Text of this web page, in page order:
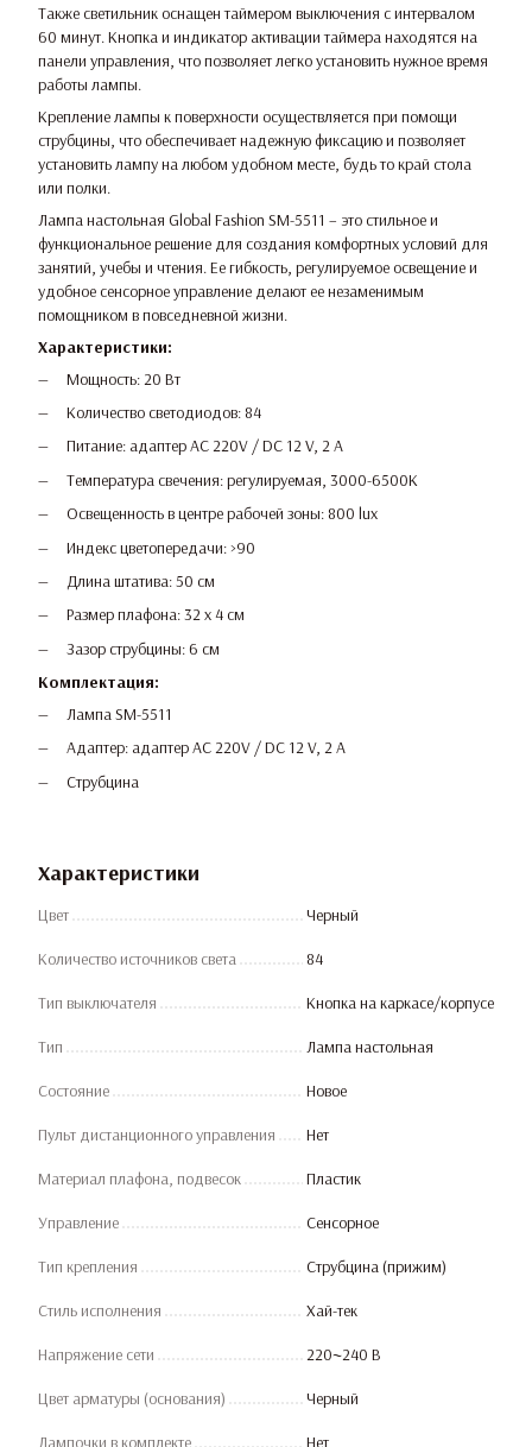
Также светильник оснащен таймером выключения с интервалом
60 минут. Кнопка и индикатор активации таймера находятся на
панели управления, что позволяет легко установить нужное время
работы лампы.
Крепление лампы к поверхности осуществляется при помощи
струбцины, что обеспечивает надежную фиксацию и позволяет
установить лампу на любом удобном месте, будь то край стола
или полки.
Лампа настольная Global Fashion SM-5511 – это стильное и
функциональное решение для создания комфортных условий для
занятий, учебы и чтения. Ее гибкость, регулируемое освещение и
удобное сенсорное управление делают ее незаменимым
помощником в повседневной жизни.
Характеристики:
Мощность: 20 Вт
Количество светодиодов: 84
Питание: адаптер AC 220V / DC 12 V, 2 A
Температура свечения: регулируемая, 3000-6500К
Освещенность в центре рабочей зоны: 800 lux
Индекс цветопередачи: >90
Длина штатива: 50 см
Размер плафона: 32 х 4 см
Зазор струбцины: 6 см
Комплектация:
Лампа SM-5511
Адаптер: адаптер AC 220V / DC 12 V, 2 A
Струбцина
Характеристики
Цвет Черный
Количество источников света 84
Тип выключателя Кнопка на каркасе/корпусе
Тип Лампа настольная
Состояние Новое
Пульт дистанционного управления Нет
Материал плафона, подвесок Пластик
Управление Сенсорное
Тип крепления Струбцина (прижим)
Стиль исполнения Хай-тек
Напряжение сети 220~240 В
Цвет арматуры (основания) Черный
Лампочки в комплекте Нет